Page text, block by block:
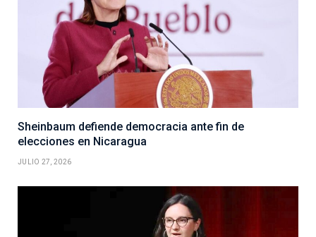
Sheinbaum defiende democracia ante fin de
elecciones en Nicaragua
JULIO 27, 2026